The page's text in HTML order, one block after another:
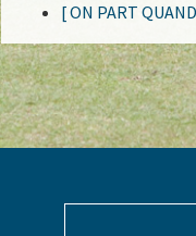
[ ON PART